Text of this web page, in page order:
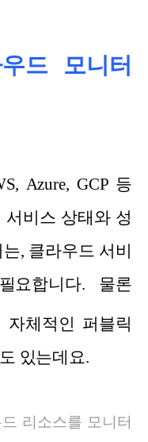
드 모니터
Azure, GCP 등
비스 상태와 성
, 클라우드 서비
요합니다. 물론
자체적인 퍼블릭
있는데요.
리소스를 모니터